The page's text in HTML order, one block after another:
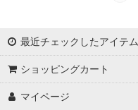
最近チェックしたアイテム
ショッピングカート
マイページ